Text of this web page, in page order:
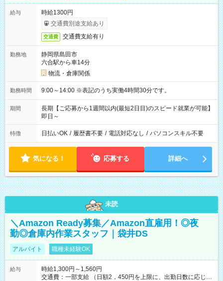
給与
時給1300円
交通費別途支給あり
交通費 交通費支給有り
勤務地
静岡県島田市
六合駅から車14分
物流・倉庫関係
勤務時間 9:00～14:00 ※表記のうち実働4時間30分です。
期間
長期【ご応募から1週間以内(最短2日目)のスピード就業が可能】
即日～
特徴 日払いOK / 履歴書不要 / 電話対応なし / パソコンスキル不要
気になる！ 応募する 詳細へ
未読
＼Amazon Ready募集／Amazon直雇用！◎夜
勤◎倉庫内作業スタッフ｜袋井DS
アルバイト 職種未経験OK
給与
時給1,300円～1,560円
交通費：一部支給 （日額2，450円を上限に、出勤日数に応じて